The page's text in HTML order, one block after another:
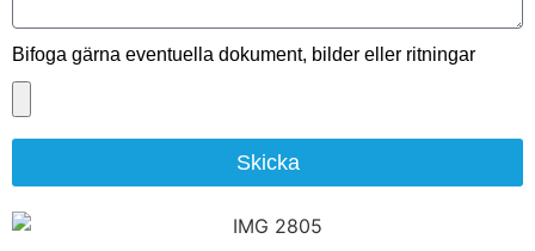
Bifoga gärna eventuella dokument, bilder eller ritningar
Skicka